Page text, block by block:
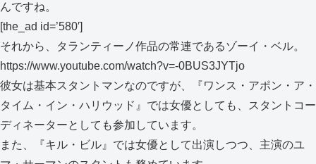
んですね。
[the_ad id=’580′]
それから、タランティーノ作品の常連であるゾーイ・ベル。
https://www.youtube.com/watch?v=-0BUS3JYTjo
彼女は基本スタントマンなのですが、『ワンス・アポン・ア・
タイム・イン・ハリウッド』では女優としても、スタントコー
ディネーターとしても参加しています。
また、『キル・ビル』では女優として出演しつつ、主演のユ